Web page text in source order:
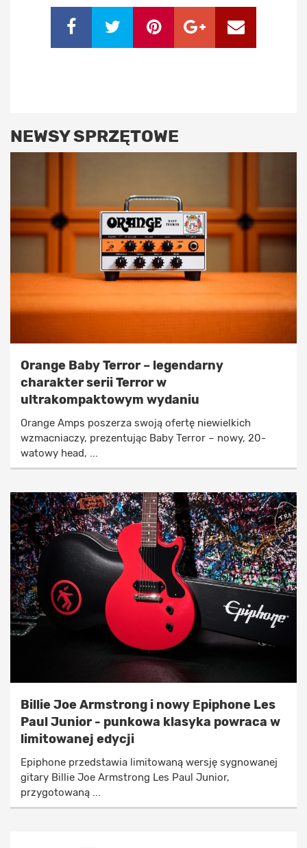
NEWSY SPRZĘTOWE
Orange Baby Terror – legendarny
charakter serii Terror w
ultrakompaktowym wydaniu
Orange Amps poszerza swoją ofertę niewielkich
wzmacniaczy, prezentując Baby Terror – nowy, 20-
watowy head, ...
Billie Joe Armstrong i nowy Epiphone Les
Paul Junior - punkowa klasyka powraca w
limitowanej edycji
Epiphone przedstawia limitowaną wersję sygnowanej
gitary Billie Joe Armstrong Les Paul Junior,
przygotowaną ...